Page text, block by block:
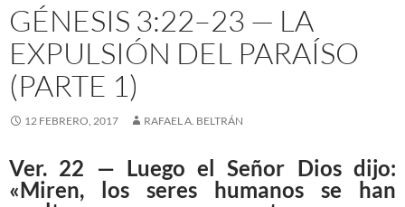
GÉNESIS 3:22–23 — LA
EXPULSIÓN DEL PARAÍSO
(PARTE 1)
12 FEBRERO, 2017 RAFAEL A. BELTRÁN
Ver. 22 — Luego el Señor Dios dijo:
«Miren, los seres humanos se han